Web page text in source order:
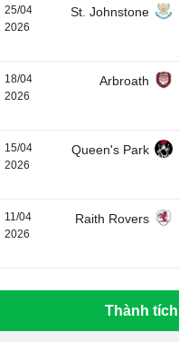
25/04
2026
St. Johnstone
18/04
2026
Arbroath
15/04
2026
Queen's Park
11/04
2026
Raith Rovers
Thành